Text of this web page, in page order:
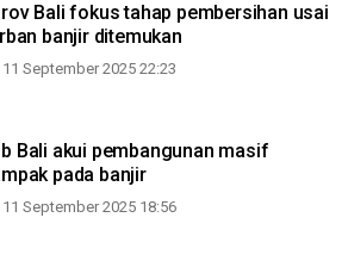
Bali fokus tahap pembersihan usai
banjir ditemukan
September 2025 22:23
Bali akui pembangunan masif
pada banjir
September 2025 18:56